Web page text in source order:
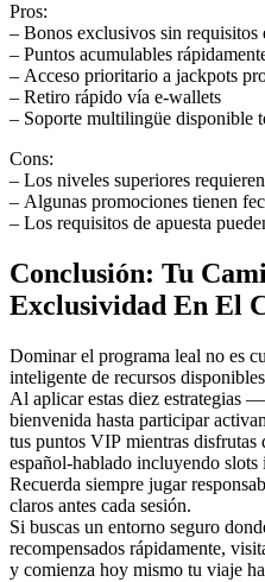
Pros:
– Bonos exclusivos sin requisitos
– Puntos acumulables
– Acceso prioritario a jackpots
– Retiro rápido vía e‑wallets
– Soporte multilingüe disponible
Cons:
– Los niveles superiores
– Algunas promociones tienen
– Los requisitos de apuesta
Conclusión: Tu
Exclusividad En El
Dominar el programa leal no es
inteligente de recursos
Al aplicar estas diez estrategias
bienvenida hasta participar
tus puntos VIP mientras disfrutas
español‑hablado incluyendo slots
Recuerda siempre jugar
claros antes cada sesión.
Si buscas un entorno seguro
recompensados rápidamente,
y comienza hoy mismo tu viaje